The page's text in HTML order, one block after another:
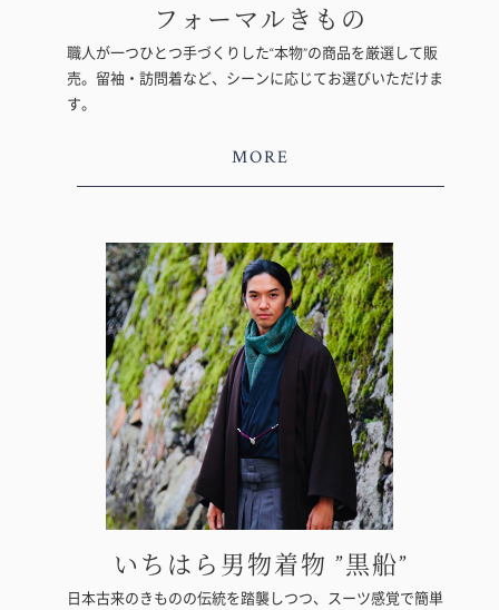
フォーマルきもの
職人が一つひとつ手づくりした“本物”の商品を厳選して販
売。留袖・訪問着など、シーンに応じてお選びいただけま
す。
MORE
いちはら男物着物 ”黒船”
日本古来のきものの伝統を踏襲しつつ、スーツ感覚で簡単